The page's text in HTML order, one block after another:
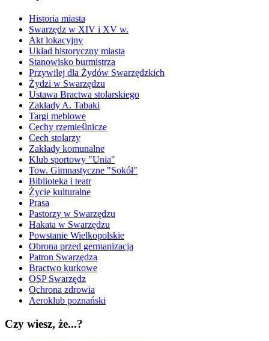
Historia miasta
Swarzędz w XIV i XV w.
Akt lokacyjny
Układ historyczny miasta
Stanowisko burmistrza
Przywilej dla Żydów Swarzędzkich
Żydzi w Swarzędzu
Ustawa Bractwa stolarskiego
Zakłady A. Tabaki
Targi meblowe
Cechy rzemieślnicze
Cech stolarzy
Zakłady komunalne
Klub sportowy "Unia"
Tow. Gimnastyczne "Sokół"
Biblioteka i teatr
Życie kulturalne
Prasa
Pastorzy w Swarzędzu
Hakata w Swarzędzu
Powstanie Wielkopolskie
Obrona przed germanizacją
Patron Swarzędza
Bractwo kurkowe
OSP Swarzędz
Ochrona zdrowia
Aeroklub poznański
Czy wiesz, że...?